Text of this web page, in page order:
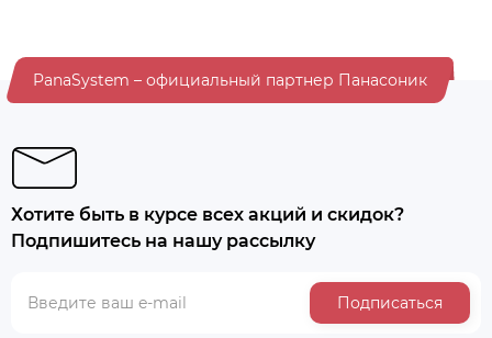
PanaSystem – официальный партнер Панасоник
Хотите быть в курсе всех акций и скидок?
Подпишитесь на нашу рассылку
Подписаться